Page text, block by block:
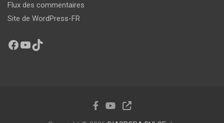
Flux des commentaires
Site de WordPress-FR